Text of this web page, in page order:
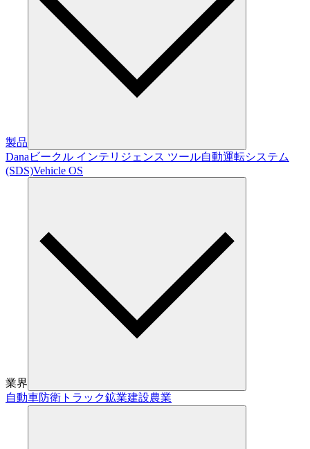
製品
Dana ビークル インテリジェンス ツール自動運転システム
(SDS)Vehicle OS
業界
自動車防衛 トラック鉱業建設農業